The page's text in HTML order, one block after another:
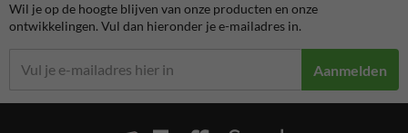
Wil je op de hoogte blijven van onze producten en onze
ontwikkelingen. Vul dan hieronder je e-mailadres in.
Aanmelden